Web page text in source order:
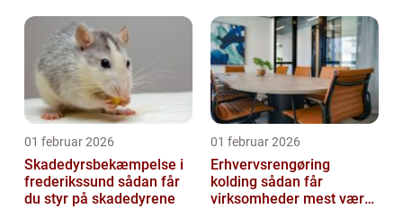
01 februar 2026
Skadedyrsbekæmpelse i
frederikssund sådan får
du styr på skadedyrene
01 februar 2026
Erhvervsrengøring
kolding sådan får
virksomheder mest værdi